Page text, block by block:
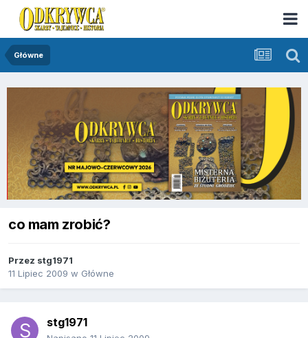
Główne
co mam zrobić?
Przez stg1971
11 Lipiec 2009 w Główne
stg1971